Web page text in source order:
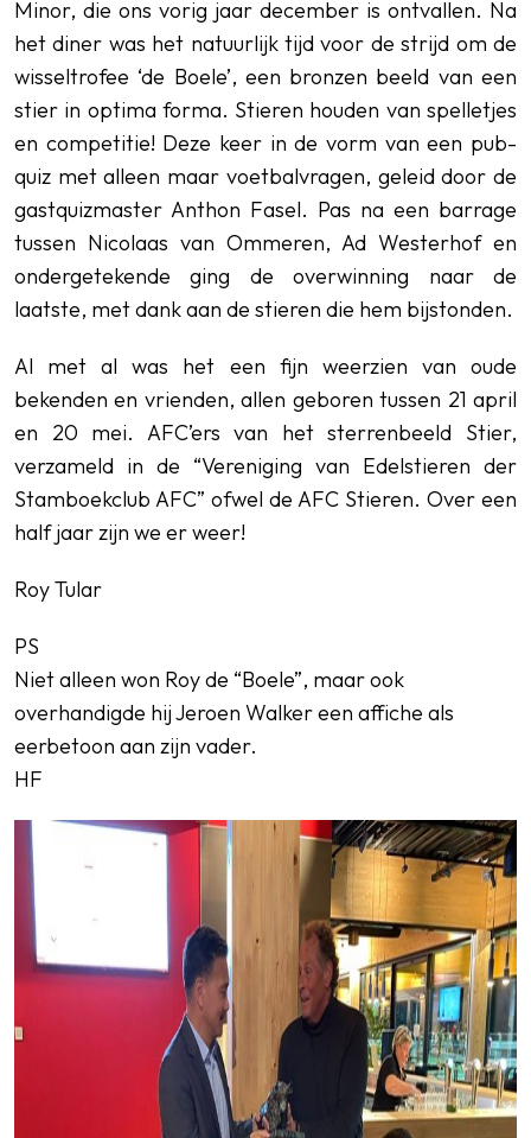
Minor, die ons vorig jaar december is ontvallen. Na
het diner was het natuurlijk tijd voor de strijd om de
wisseltrofee ‘de Boele’, een bronzen beeld van een
stier in optima forma. Stieren houden van spelletjes
en competitie! Deze keer in de vorm van een pub-
quiz met alleen maar voetbalvragen, geleid door de
gastquizmaster Anthon Fasel. Pas na een barrage
tussen Nicolaas van Ommeren, Ad Westerhof en
ondergetekende ging de overwinning naar de
laatste, met dank aan de stieren die hem bijstonden.
Al met al was het een fijn weerzien van oude
bekenden en vrienden, allen geboren tussen 21 april
en 20 mei. AFC’ers van het sterrenbeeld Stier,
verzameld in de “Vereniging van Edelstieren der
Stamboekclub AFC” ofwel de AFC Stieren. Over een
half jaar zijn we er weer!
Roy Tular
PS
Niet alleen won Roy de “Boele”, maar ook
overhandigde hij Jeroen Walker een affiche als
eerbetoon aan zijn vader.
HF